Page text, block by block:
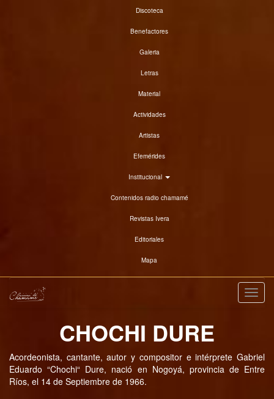
Discoteca
Benefactores
Galeria
Letras
Material
Actividades
Artistas
Efemérides
Institucional
Contenidos radio chamamé
Revistas Ivera
Editoriales
Mapa
CHOCHI DURE
Acordeonista, cantante, autor y compositor e intérprete Gabriel
Eduardo “Chochi“ Dure, nació en Nogoyá, provincia de Entre
Ríos, el 14 de Septiembre de 1966.